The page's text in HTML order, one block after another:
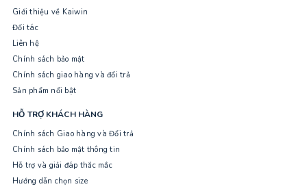
Giới thiệu về Kaiwin
Đối tác
Liên hệ
Chính sách bảo mật
Chính sách giao hàng và đổi trả
Sản phẩm nổi bật
HỖ TRỢ KHÁCH HÀNG
Chính sách Giao hàng và Đổi trả
Chính sách bảo mật thông tin
Hỗ trợ và giải đáp thắc mắc
Hướng dẫn chọn size